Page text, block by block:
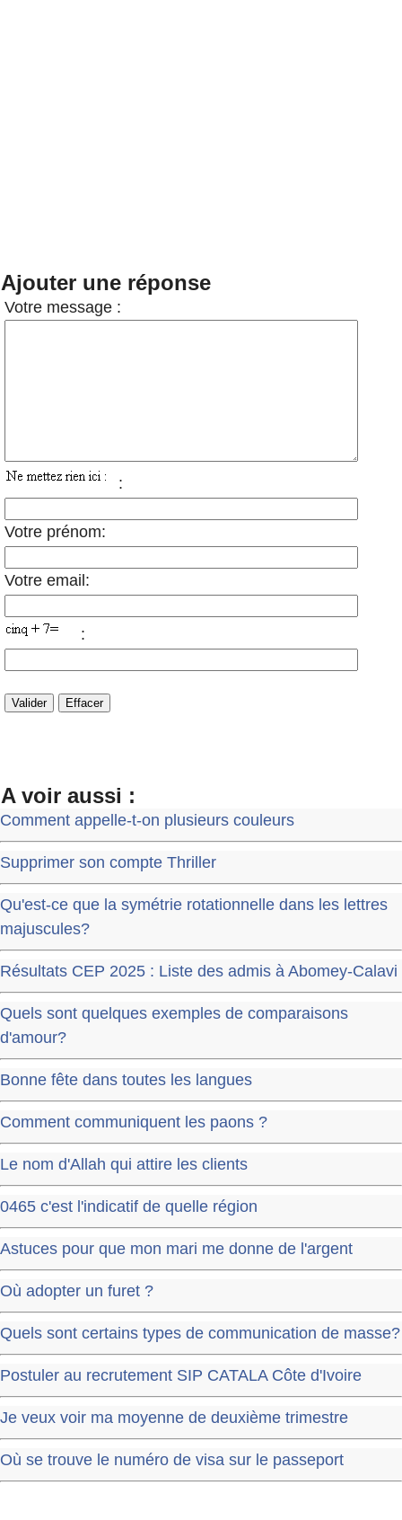
Ajouter une réponse
Votre message :
:
Votre prénom:
Votre email:
:
A voir aussi :
Comment appelle-t-on plusieurs couleurs
Supprimer son compte Thriller
Qu'est-ce que la symétrie rotationnelle dans les lettres
majuscules?
Résultats CEP 2025 : Liste des admis à Abomey-Calavi
Quels sont quelques exemples de comparaisons
d'amour?
Bonne fête dans toutes les langues
Comment communiquent les paons ?
Le nom d'Allah qui attire les clients
0465 c'est l'indicatif de quelle région
Astuces pour que mon mari me donne de l'argent
Où adopter un furet ?
Quels sont certains types de communication de masse?
Postuler au recrutement SIP CATALA Côte d'Ivoire
Je veux voir ma moyenne de deuxième trimestre
Où se trouve le numéro de visa sur le passeport